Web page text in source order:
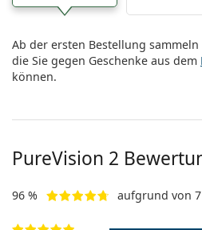
Ab der ersten Bestellung
die Sie gegen Geschenke aus dem
können.
PureVision 2
96 % aufgrund von